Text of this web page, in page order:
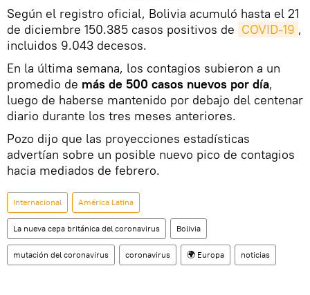
Según el registro oficial, Bolivia acumuló hasta el 21
de diciembre 150.385 casos positivos de COVID-19 ,
incluidos 9.043 decesos.
En la última semana, los contagios subieron a un
promedio de más de 500 casos nuevos por día,
luego de haberse mantenido por debajo del centenar
diario durante los tres meses anteriores.
Pozo dijo que las proyecciones estadísticas
advertían sobre un posible nuevo pico de contagios
hacia mediados de febrero.
Internacional América Latina
La nueva cepa británica del coronavirus Bolivia
mutación del coronavirus coronavirus 🌍 Europa noticias